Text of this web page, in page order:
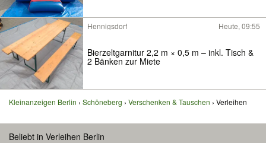
Hennigsdorf Heute, 09:55
Bierzeltgarnitur 2,2 m × 0,5 m – inkl. Tisch &
2 Bänken zur Miete
Kleinanzeigen Berlin Schöneberg Verschenken & Tauschen Verleihen
Beliebt in Verleihen Berlin